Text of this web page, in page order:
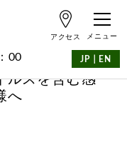
00
アクセス
JP EN
ルスを含む感
へ